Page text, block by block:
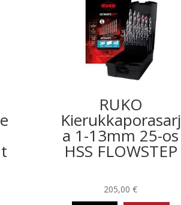
RUKO
Kierukkaporasarj
a 1-13mm 25-os
HSS FLOWSTEP
205,00€